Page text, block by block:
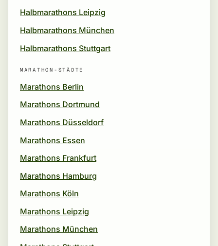
Halbmarathons Leipzig
Halbmarathons München
Halbmarathons Stuttgart
MARATHON-STÄDTE
Marathons Berlin
Marathons Dortmund
Marathons Düsseldorf
Marathons Essen
Marathons Frankfurt
Marathons Hamburg
Marathons Köln
Marathons Leipzig
Marathons München